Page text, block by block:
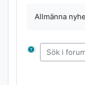
Allmänna
Sök i forum